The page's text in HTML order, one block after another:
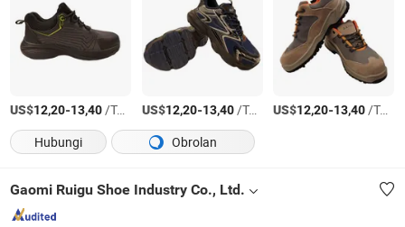
US$12,20-13,40/Torsi AS US$12,20-13,40/Torsi AS US$12,20-13,40/Torsi AS
Hubungi
Obrolan
Gaomi Ruigu Shoe Industry Co., Ltd.